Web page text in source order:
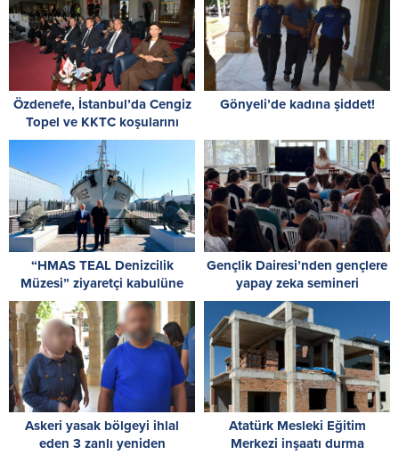
Özdenefe, İstanbul’da Cengiz
Topel ve KKTC koşularını
izledi
Gönyeli’de kadına şiddet!
“HMAS TEAL Denizcilik
Müzesi” ziyaretçi kabulüne
başladı
Gençlik Dairesi’nden gençlere
yapay zeka semineri
Askeri yasak bölgeyi ihlal
eden 3 zanlı yeniden
Atatürk Mesleki Eğitim
Merkezi inşaatı durma